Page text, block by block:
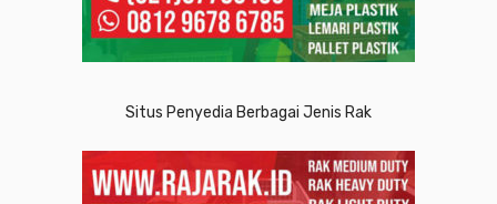
Situs Penyedia Berbagai Jenis Rak